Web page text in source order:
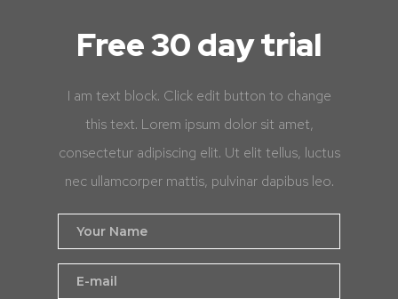
Free 30 day trial
I am text block. Click edit button to change
this text. Lorem ipsum dolor sit amet,
consectetur adipiscing elit. Ut elit tellus, luctus
nec ullamcorper mattis, pulvinar dapibus leo.